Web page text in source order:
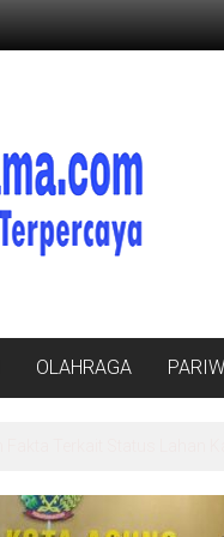
OLAHRAGA